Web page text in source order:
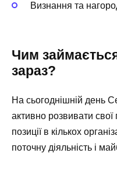
Визнання та
Чим
зараз?
На сьогоднішній день
активно розвивати свої
позиції в кількох
поточну діяльність і